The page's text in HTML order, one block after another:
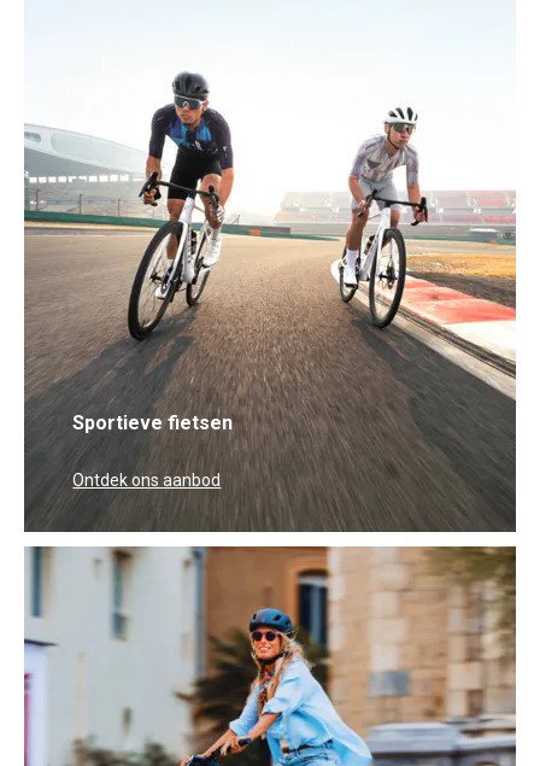
Ontdek ons aanbod
Sportieve fietsen